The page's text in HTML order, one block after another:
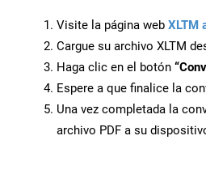
Visite la página web XLTM
Cargue su archivo XLTM
Haga clic en el botón
Espere a que finalice la
Una vez completada la
archivo PDF a su